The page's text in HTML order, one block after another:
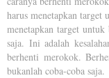
harus menetapkan target
menetapkan target
saja. Ini adalah
berhenti merokok.
bukanlah coba-coba saja.